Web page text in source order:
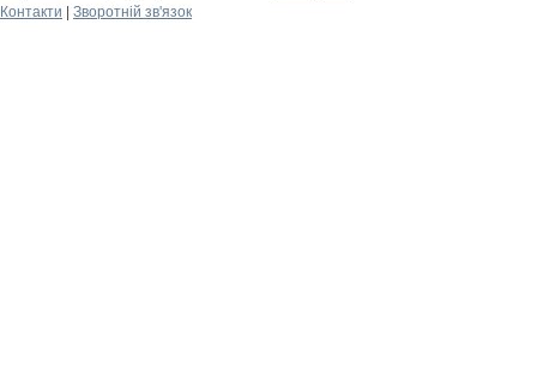
Контакти
Зворотній зв'язок